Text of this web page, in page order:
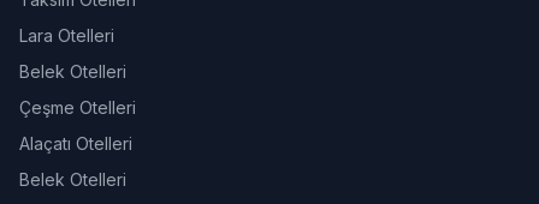
Lara Otelleri
Belek Otelleri
Çeşme Otelleri
Alaçatı Otelleri
Belek Otelleri